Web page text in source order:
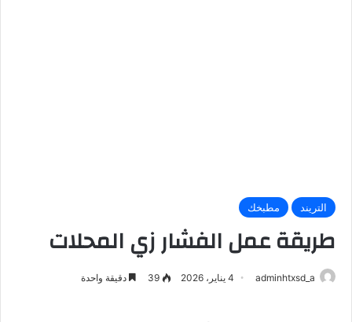
التريند مطبخك
طريقة عمل الفشار زي المحلات
adminhtxsd_a 4 يناير، 2026 39 دقيقة واحدة